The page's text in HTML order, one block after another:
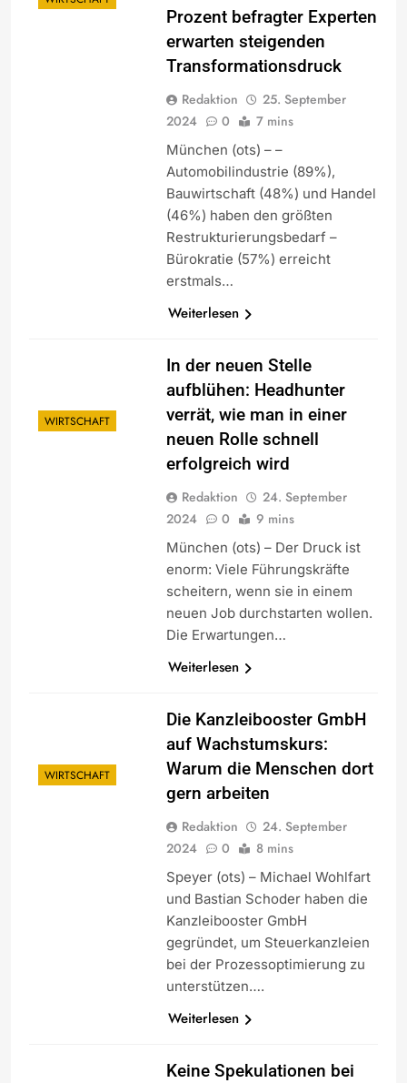
Prozent befragter Experten
erwarten steigenden
Transformationsdruck
Redaktion
25. September
2024
0 7 mins
München (ots) – –
Automobilindustrie (89%),
Bauwirtschaft (48%) und Handel
(46%) haben den größten
Restrukturierungsbedarf –
Bürokratie (57%) erreicht
erstmals…
Weiterlesen
WIRTSCHAFT
In der neuen Stelle
aufblühen: Headhunter
verrät, wie man in einer
neuen Rolle schnell
erfolgreich wird
Redaktion
24. September
2024
0 9 mins
München (ots) – Der Druck ist
enorm: Viele Führungskräfte
scheitern, wenn sie in einem
neuen Job durchstarten wollen.
Die Erwartungen…
Weiterlesen
WIRTSCHAFT
Die Kanzleibooster GmbH
auf Wachstumskurs:
Warum die Menschen dort
gern arbeiten
Redaktion
24. September
2024
0 8 mins
Speyer (ots) – Michael Wohlfart
und Bastian Schoder haben die
Kanzleibooster GmbH
gegründet, um Steuerkanzleien
bei der Prozessoptimierung zu
unterstützen….
Weiterlesen
Keine Spekulationen bei